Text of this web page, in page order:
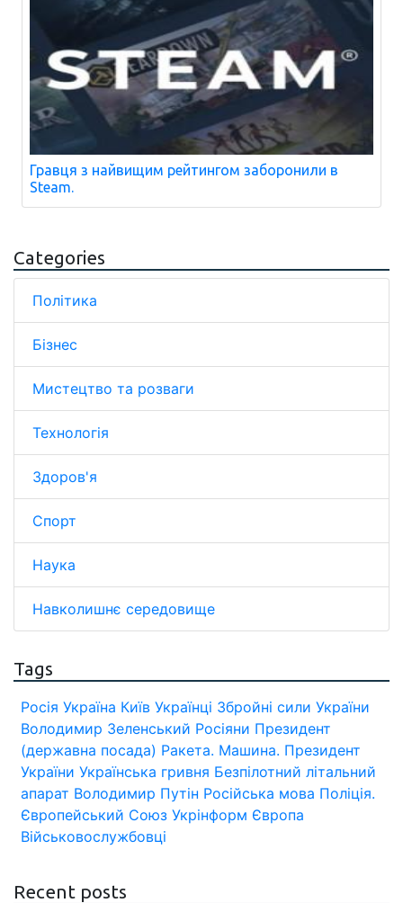
Гравця з найвищим рейтингом заборонили в
Steam.
Categories
Політика
Бізнес
Мистецтво та розваги
Технологія
Здоров'я
Спорт
Наука
Навколишнє середовище
Tags
Росія Україна Київ Українці Збройні сили України
Володимир Зеленський Росіяни Президент
(державна посада) Ракета. Машина. Президент
України Українська гривня Безпілотний літальний
апарат Володимир Путін Російська мова Поліція.
Європейський Союз Укрінформ Європа
Військовослужбовці
Recent posts